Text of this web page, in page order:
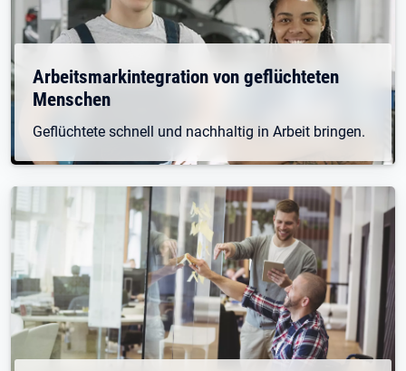
Arbeitsmarkintegration von geflüchteten
Menschen
Geflüchtete schnell und nachhaltig in Arbeit bringen.